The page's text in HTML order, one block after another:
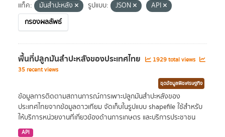
แท็ค: มันสำปะหลัง รูปแบบ: JSON
API
กรองผลลัพธ์
พื้นที่ปลูกมันสำปะหลังของประเทศไทย
1929 total views
35 recent views
ชุดข้อมูลพืชเศรษฐกิจ
ข้อมูลการติดตามสถานการณ์การเพาะปลูกมันสำปะหลังของ
ประเทศไทยจากข้อมูลดาวเทียม จัดเก็บในรูปแบบ shapefile ใช้สำหรับ
ให้บริการหน่วยงานที่เกี่ยวข้องด้านการเกษตร และบริการประชาชน
API